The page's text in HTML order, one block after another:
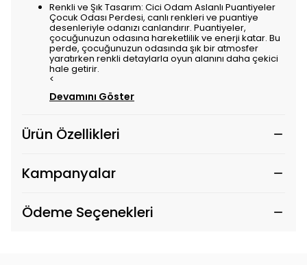
Renkli ve Şık Tasarım: Cici Odam Aslanlı Puantiyeler
Çocuk Odası Perdesi, canlı renkleri ve puantiye
desenleriyle odanızı canlandırır. Puantiyeler,
çocuğunuzun odasına hareketlilik ve enerji katar. Bu
perde, çocuğunuzun odasında şık bir atmosfer
yaratırken renkli detaylarla oyun alanını daha çekici
hale getirir.
<
Devamını Göster
Ürün Özellikleri
Kampanyalar
Ödeme Seçenekleri